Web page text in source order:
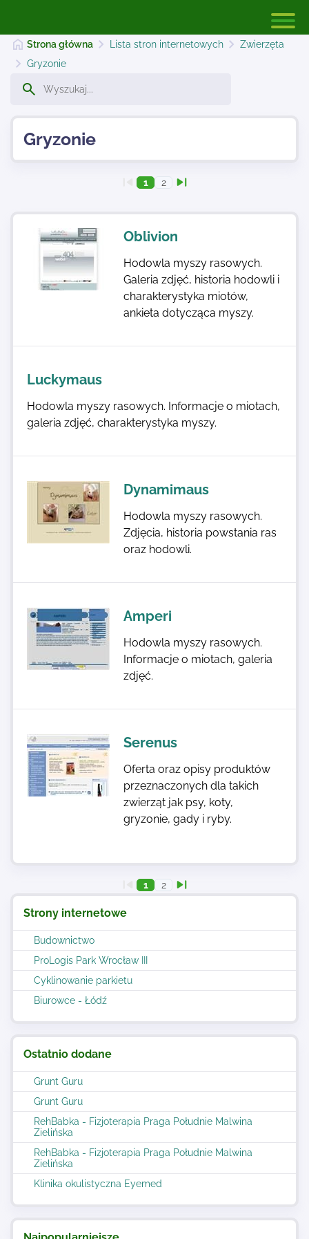
Dodaj stronę
Kontakt
Strona główna Lista stron internetowych
Zwierzęta
Gryzonie
Strony internetowe
Budownictwo
ProLogis Park Wrocław III
Cyklinowanie parkietu
Biurowce - Łódź
Ostatnio dodane
Grunt Guru
Grunt Guru
RehBabka - Fizjoterapia Praga Południe Malwina
Zielińska
RehBabka - Fizjoterapia Praga Południe Malwina
Zielińska
Klinika okulistyczna Eyemed
Gryzonie
1 2
Oblivion
Hodowla myszy rasowych.
Galeria zdjęć, historia hodowli i
charakterystyka miotów,
ankieta dotycząca myszy.
Luckymaus
Hodowla myszy rasowych. Informacje o miotach,
galeria zdjęć, charakterystyka myszy.
Dynamimaus
Hodowla myszy rasowych.
Zdjęcia, historia powstania ras
oraz hodowli.
Amperi
Hodowla myszy rasowych.
Informacje o miotach, galeria
zdjęć.
Serenus
Oferta oraz opisy produktów
przeznaczonych dla takich
zwierząt jak psy, koty,
gryzonie, gady i ryby.
1 2